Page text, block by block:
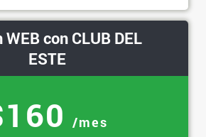
WEB con CLUB DEL
ESTE
/mes